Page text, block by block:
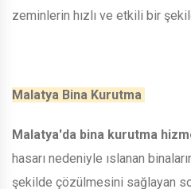
zeminlerin hızlı ve etkili bir
Malatya Bina Kurutma
Malatya'da bina kurutma
hasarı nedeniyle ıslanan
şekilde çözülmesini sağlayan